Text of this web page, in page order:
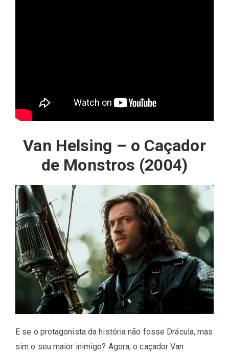
Van Helsing – o Caçador
de Monstros (2004)
E se o protagonista da história não fosse Drácula, mas
sim o seu maior inimigo? Agora, o caçador Van